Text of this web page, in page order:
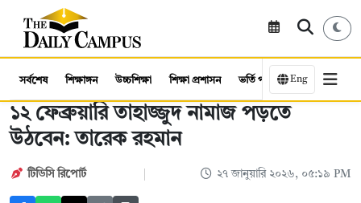
সর্বশেষ শিক্ষাঙ্গন উচ্চশিক্ষা শিক্ষা প্রশাসন ভর্তি পরীক্ষা কর্মসংস্থান
Eng
১২ ফেব্রুয়ারি তাহাজ্জুদ নামাজ পড়তে
উঠবেন: তারেক রহমান
টিডিসি রিপোর্ট ২৭ জানুয়ারি ২০২৬, ০৫:১৯ PM